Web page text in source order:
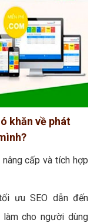
khăn về phát
cấp và tích hợp
ưu SEO dẫn đến
cho người dùng